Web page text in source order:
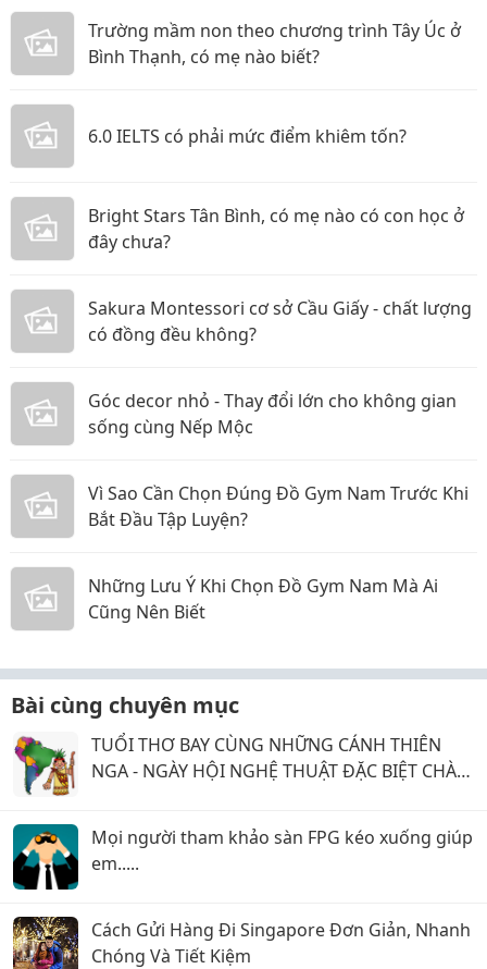
Trường mầm non theo chương trình Tây Úc ở
Bình Thạnh, có mẹ nào biết?
6.0 IELTS có phải mức điểm khiêm tốn?
Bright Stars Tân Bình, có mẹ nào có con học ở
đây chưa?
Sakura Montessori cơ sở Cầu Giấy - chất lượng
có đồng đều không?
Góc decor nhỏ - Thay đổi lớn cho không gian
sống cùng Nếp Mộc
Vì Sao Cần Chọn Đúng Đồ Gym Nam Trước Khi
Bắt Đầu Tập Luyện?
Những Lưu Ý Khi Chọn Đồ Gym Nam Mà Ai
Cũng Nên Biết
Bài cùng chuyên mục
TUỔI THƠ BAY CÙNG NHỮNG CÁNH THIÊN
NGA - NGÀY HỘI NGHỆ THUẬT ĐẶC BIỆT CHÀO
Mọi người tham khảo sàn FPG kéo xuống giúp
em.....
Cách Gửi Hàng Đi Singapore Đơn Giản, Nhanh
Chóng Và Tiết Kiệm